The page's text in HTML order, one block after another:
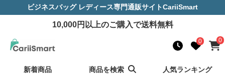
ビジネスバッグ レディース専門通販サイトCariiSmart
10,000円以上のご購入で送料無料
0 0
新着商品 商品を検索 人気ランキング